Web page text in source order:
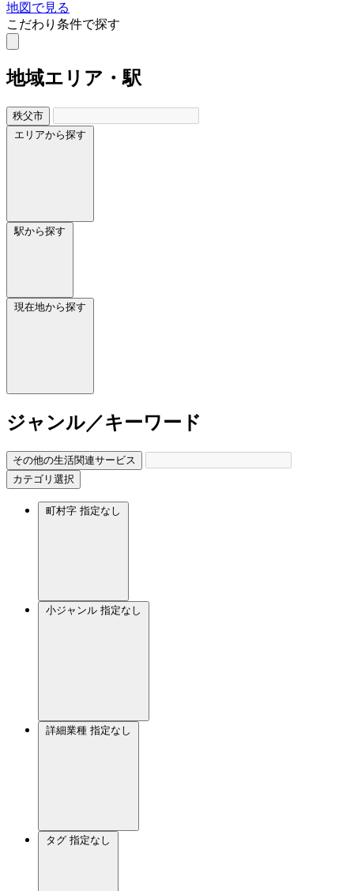
地図で見る
こだわり条件で探す
地域エリア・駅
秩父市
エリアから探す
駅から探す
現在地から探す
ジャンル／キーワード
その他の生活関連サービス
カテゴリ選択
町村字 指定なし
小ジャンル 指定なし
詳細業種 指定なし
タグ 指定なし